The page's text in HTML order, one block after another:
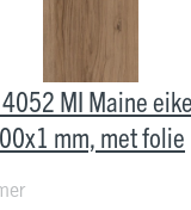
MI Maine
mm, met folie